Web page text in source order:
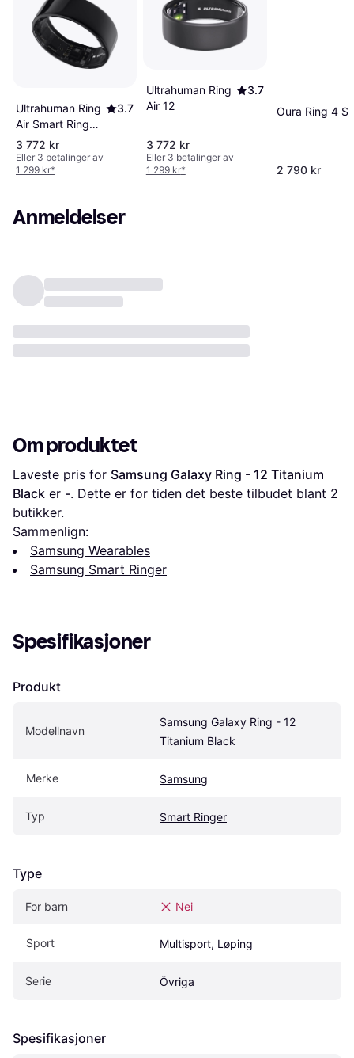
Ultrahuman Ring
Air Smart Ring
Str 12
3.7
3 772 kr
Eller 3 betalinger av
1 299 kr*
Ultrahuman Ring
Air 12
3.7
3 772 kr
Eller 3 betalinger av
1 299 kr*
Oura Ring 4
2 790 kr
Anmeldelser
Om produktet
Laveste pris for Samsung Galaxy Ring - 12 Titanium
Black er -. Dette er for tiden det beste tilbudet blant 2
butikker.
Sammenlign:
Samsung Wearables
Samsung Smart Ringer
Spesifikasjoner
Produkt
Modellnavn
Samsung Galaxy Ring - 12
Titanium Black
Merke Samsung
Typ Smart Ringer
Type
For barn Nei
Sport Multisport, Løping
Serie Övriga
Spesifikasjoner